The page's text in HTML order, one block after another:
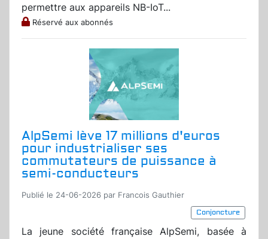
permettre aux appareils NB-IoT...
Réservé aux abonnés
AlpSemi lève 17 millions d'euros
pour industrialiser ses
commutateurs de puissance à
semi-conducteurs
Publié le 24-06-2026 par Francois Gauthier
Conjoncture
La jeune société française AlpSemi, basée à